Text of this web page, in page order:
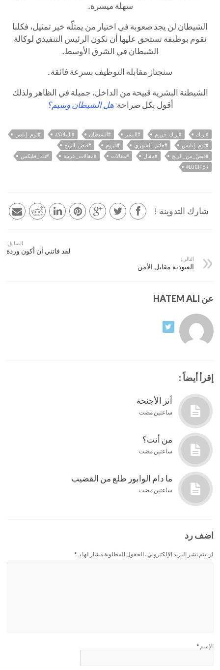
سهلة ميسرة..
الشيطان لن يجد صعوبة في اختيار من يمثلّه خير تمثيل، فكلنا
نقوم بوظيفة تستحق عليها أن نكون الرئيس التنفيذي لوكالة
الشيطان في الشرق الأوسط..
سنجتاز مقابلة التوظيف بسرعة فائقة..
الشيطنة البشرية قبيحة من الداخل، جميلة في الظاهر ولذلك
أقول بكل صراحة:هل الشيطان وسيم؟
#إريك #إريك_فروم #البشر #الشيطان #الملائكة
#توم_إيلس
#توم_إيليس
#حاتم_الشهري #فروم
#قبض_الريح
#قبضٌ_من_الريح
#مقال #مقالات #مقالات_عربية
#نت_فليكس
LUCIFER#
شارك التدوينة !
السابق:
لقد فاتني أن أكون وردة
التالي:
العبودية مقابل الأمن
عن HATEM ALI
إقرأ أيضاً :
أثر الأجنحة
ساعتين مضت
من أنت؟
ساعتين مضت
ما دام الوابور طلع من القضيب
ساعتين مضت
اضف رد
لن يتم نشر البريد الإلكتروني . الحقول المطلوبة مشار لها بـ*
الإسم *